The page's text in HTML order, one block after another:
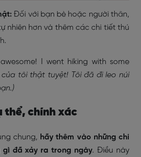
Đối với bạn bè hoặc người thân,
nhiên hơn và thêm các chi tiết thú
I went hiking with some
của tôi thật tuyệt! Tôi đã đi leo núi
thể, chính xác
chung, hãy thêm vào những chi
gì đã xảy ra trong ngày. Điều này